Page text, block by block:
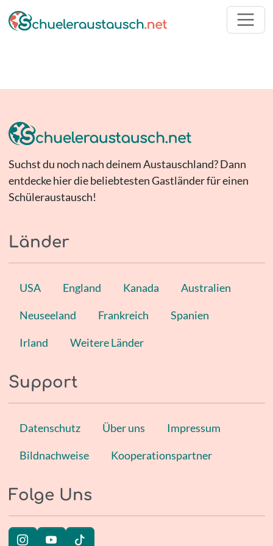
Suchst du noch nach deinem Austauschland? Dann
entdecke hier die beliebtesten Gastländer für einen
Schüleraustausch!
Länder
USA England Kanada Australien
Neuseeland Frankreich Spanien
Irland Weitere Länder
Support
Datenschutz Über uns Impressum
Bildnachweise Kooperationspartner
Folge Uns